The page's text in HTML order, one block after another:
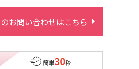
お問い合わせはこちら